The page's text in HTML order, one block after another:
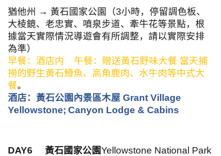
猶他州 → 黃石國家公園（3小時，停留調色板、
大棱鏡、老忠實、噴泉步道、牽牛花等景點，根
據當天實際情況導遊會有所調整，請以實際安排
為準）
早餐：酒店内
午餐：贈送黃石野味大餐 當天捕
撈的野生黃石鱒魚、高角鹿肉、水牛肉等中式大
餐。
酒店：黃石公園內景區木屋 Grant Village
Yellowstone; Canyon Lodge & Cabins
DAY6 黃石國家公園Yellowstone National Park